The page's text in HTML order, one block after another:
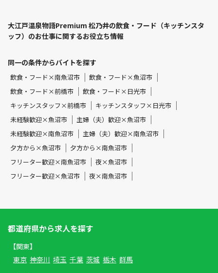
大江戸温泉物語Premium 松乃井の飲食・フード（キッチンスタ
ッフ）のお仕事に関するお役立ち情報
同一の条件からバイトを探す
飲食・フード×南魚沼市
飲食・フード×魚沼市
飲食・フード×前橋市
飲食・フード×日光市
キッチンスタッフ×前橋市
キッチンスタッフ×日光市
未経験歓迎×魚沼市
主婦（夫）歓迎×魚沼市
未経験歓迎×南魚沼市
主婦（夫）歓迎×南魚沼市
夕方から×魚沼市
夕方から×南魚沼市
フリーター歓迎×南魚沼市
夜×魚沼市
フリーター歓迎×魚沼市
夜×南魚沼市
都道府県から求人を探す
【関東】
東京 神奈川 埼玉 千葉 茨城 栃木 群馬